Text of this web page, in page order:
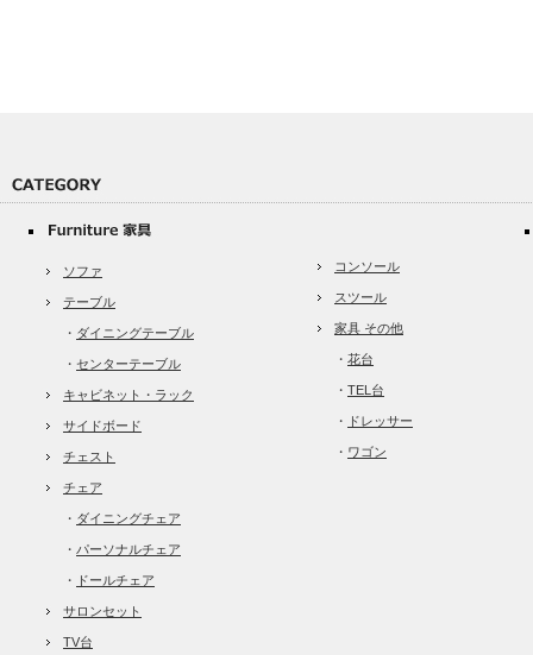
ソファ
テーブル
・ ダイニングテーブル
・ センターテーブル
キャビネット・ラック
サイドボード
チェスト
チェア
・ ダイニングチェア
・ パーソナルチェア
・ ドールチェア
サロンセット
TV台
コンソール
スツール
家具 その他
・ 花台
・ TEL台
・ ドレッサー
・ ワゴン